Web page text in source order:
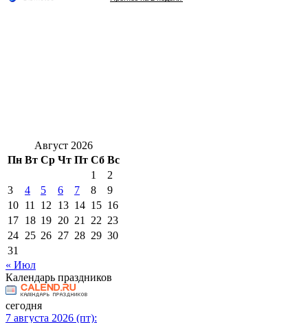
Август 2026
Пн Вт Ср Чт Пт Сб Вс
1
2
3
4 5 6 7 8
9
10 11 12 13 14 15 16
17 18 19 20 21 22 23
24 25 26 27 28 29 30
31
« Июл
Календарь праздников
сегодня
7 августа 2026 (пт):